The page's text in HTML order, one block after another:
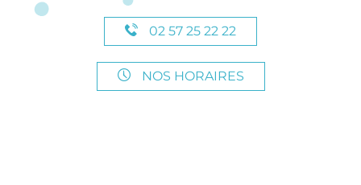
02 57 25 22 22
NOS HORAIRES